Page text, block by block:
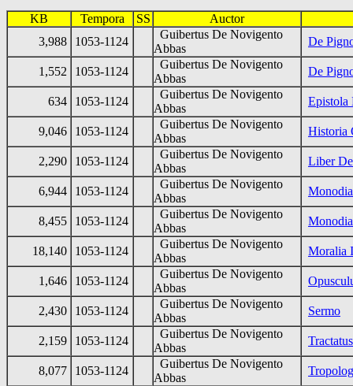
KB Tempora SS
Auctor
3,988
1053-1124
Guibertus De Novigento
Abbas
De
1,552 1053-1124
Guibertus De Novigento
Abbas
De
634 1053-1124
Guibertus De Novigento
Abbas
Epistola
9,046 1053-1124
Guibertus De Novigento
Abbas
Historia
2,290 1053-1124
Guibertus De Novigento
Abbas
Liber
6,944 1053-1124
Guibertus De Novigento
Abbas
8,455 1053-1124
Guibertus De Novigento
Abbas
18,140 1053-1124
Guibertus De Novigento
Abbas
Moralia
1,646 1053-1124
Guibertus De Novigento
Abbas
2,430 1053-1124
Guibertus De Novigento
Abbas
Sermo
2,159 1053-1124
Guibertus De Novigento
Abbas
8,077 1053-1124
Guibertus De Novigento
Abbas